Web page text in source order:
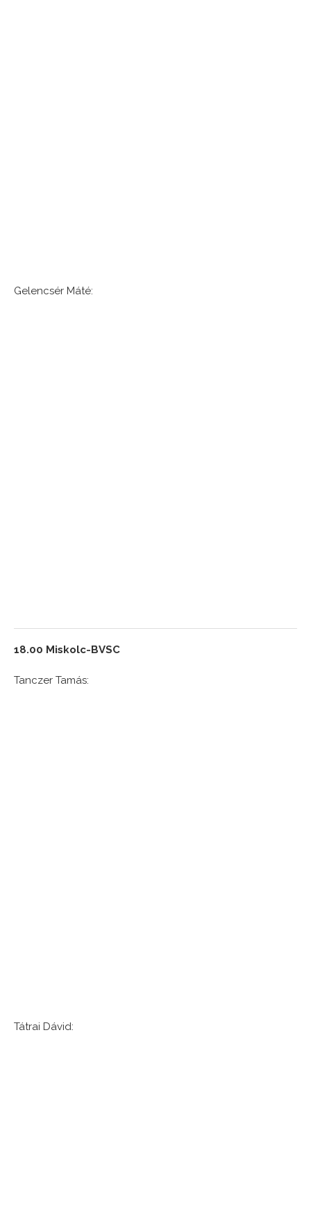
Gelencsér Máté:
18.00 Miskolc-BVSC
Tanczer Tamás:
Tátrai Dávid: